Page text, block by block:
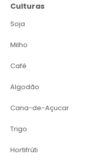
Culturas
Soja
Milho
Café
Algodão
Cana-de-Açucar
Trigo
Hortifrúti